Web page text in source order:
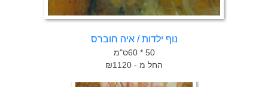
נוף ילדות / איה חוברס
50 * 60ס"מ
החל מ - ₪1120